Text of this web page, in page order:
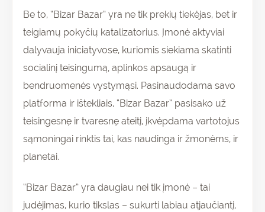
Be to, “Bizar Bazar” yra ne tik prekių tiekėjas, bet ir
teigiamų pokyčių katalizatorius. Įmonė aktyviai
dalyvauja iniciatyvose, kuriomis siekiama skatinti
socialinį teisingumą, aplinkos apsaugą ir
bendruomenės vystymąsi. Pasinaudodama savo
platforma ir ištekliais, “Bizar Bazar” pasisako už
teisingesnę ir tvaresnę ateitį, įkvėpdama vartotojus
sąmoningai rinktis tai, kas naudinga ir žmonėms, ir
planetai.
“Bizar Bazar” yra daugiau nei tik įmonė – tai
judėjimas, kurio tikslas – sukurti labiau atjaučiantį,